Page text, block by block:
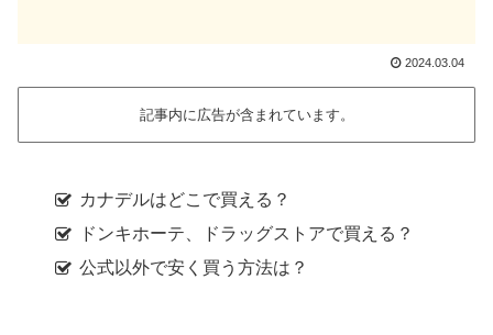
2024.03.04
記事内に広告が含まれています。
カナデルはどこで買える？
ドンキホーテ、ドラッグストアで買える？
公式以外で安く買う方法は？